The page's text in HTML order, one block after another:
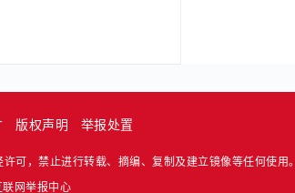
版权声明 举报处置
可，禁止进行转载、摘编、复制及建立镜像等任何使用。
联网举报中心